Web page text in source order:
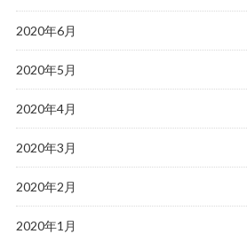
2020年6月
2020年5月
2020年4月
2020年3月
2020年2月
2020年1月